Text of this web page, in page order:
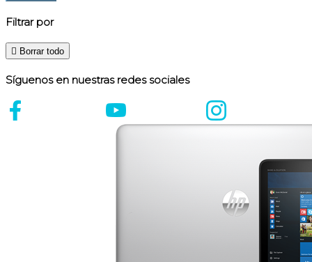
Filtrar por
 Borrar todo
Síguenos en nuestras redes sociales